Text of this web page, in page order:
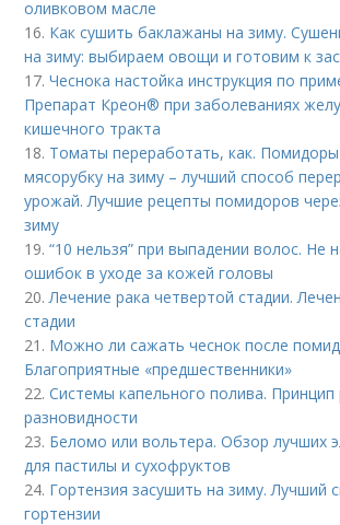
оливковом масле
16. Как сушить баклажаны на зиму.
на зиму: выбираем овощи и готовим к
17.Чеснока настойка инструкция по
Препарат Креон® при заболеваниях
кишечного тракта
18. Томаты переработать, как. Помидоры
мясорубку на зиму – лучший способ
урожай. Лучшие рецепты помидоров
зиму
19.“10 нельзя” при выпадении волос. Не
ошибок в уходе за кожей головы
20.Лечение рака четвертой стадии.
стадии
21. Можно ли сажать чеснок после
Благоприятные «предшественники»
22.Системы капельного полива.
разновидности
23. Беломо или вольтера. Обзор лучших
для пастилы и сухофруктов
24. Гортензия засушить на зиму. Лучший
гортензии